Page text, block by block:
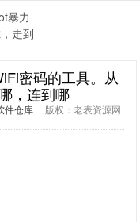
暴力
走到
密码的工具。从
，连到哪
件仓库 版权：老表资源网